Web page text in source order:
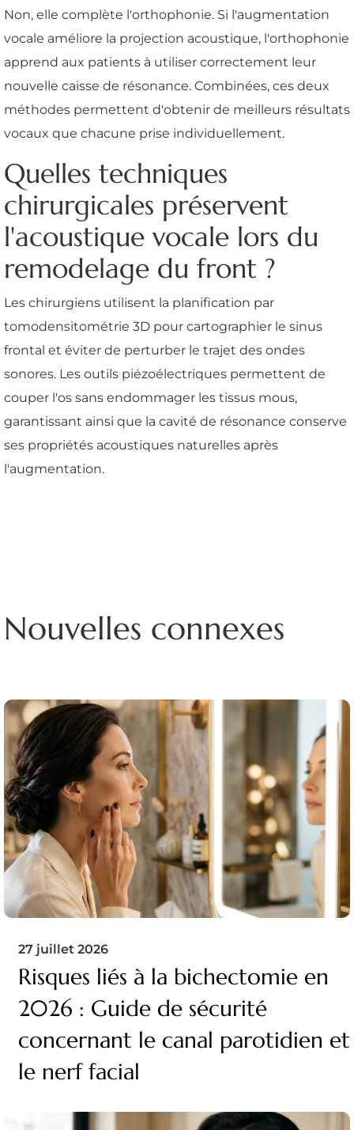
Non, elle complète l'orthophonie. Si l'augmentation
vocale améliore la projection acoustique, l'orthophonie
apprend aux patients à utiliser correctement leur
nouvelle caisse de résonance. Combinées, ces deux
méthodes permettent d'obtenir de meilleurs résultats
vocaux que chacune prise individuellement.
Quelles techniques
chirurgicales préservent
l'acoustique vocale lors du
remodelage du front ?
Les chirurgiens utilisent la planification par
tomodensitométrie 3D pour cartographier le sinus
frontal et éviter de perturber le trajet des ondes
sonores. Les outils piézoélectriques permettent de
couper l'os sans endommager les tissus mous,
garantissant ainsi que la cavité de résonance conserve
ses propriétés acoustiques naturelles après
l'augmentation.
Nouvelles connexes
27 juillet 2026
Risques liés à la bichectomie en
2026 : Guide de sécurité
concernant le canal parotidien et
le nerf facial